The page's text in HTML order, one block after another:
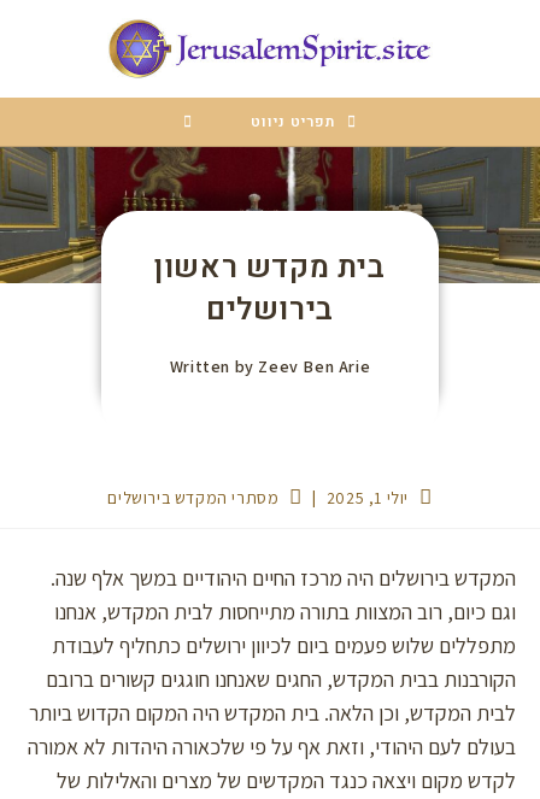
תפריט ניווט
בית מקדש ראשון
בירושלים
Written by Zeev Ben Arie
יולי 1, 2025 מסתרי המקדש בירושלים
המקדש בירושלים היה מרכז החיים היהודיים במשך אלף שנה.
וגם כיום, רוב המצוות בתורה מתייחסות לבית המקדש, אנחנו
מתפללים שלוש פעמים ביום לכיוון ירושלים כתחליף לעבודת
הקורבנות בבית המקדש, החגים שאנחנו חוגגים קשורים ברובם
לבית המקדש, וכן הלאה. בית המקדש היה המקום הקדוש ביותר
בעולם לעם היהודי, וזאת אף על פי שלכאורה היהדות לא אמורה
לקדש מקום ויצאה כנגד המקדשים של מצרים והאלילות של